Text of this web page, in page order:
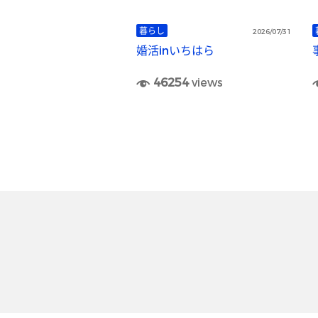
暮らし 2026/07/31
婚活inいちはら
46254views